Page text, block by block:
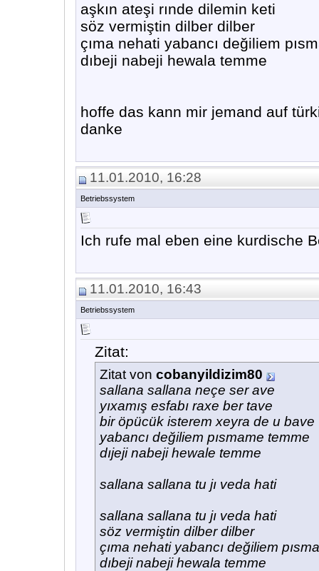
aşkın ateşi rınde dilemin keti
söz vermiştin dilber dilber
çıma nehati yabancı değiliem
dıbeji nabeji hewala temme
hoffe das kann mir jemand auf
danke
11.01.2010, 16:28
Betriebssystem
Ich rufe mal eben eine kurdische
11.01.2010, 16:43
Betriebssystem
Zitat:
Zitat von cobanyildizim80
sallana sallana neçe ser ave
yıxamış esfabı raxe ber tave
bir öpücük isterem xeyra de u bave
yabancı değiliem pısmame temme
dıjeji nabeji hewale temme
sallana sallana tu jı veda hati
sallana sallana tu jı veda hati
söz vermiştin dilber dilber
çıma nehati yabancı değiliem
dıbeji nabeji hewala temme